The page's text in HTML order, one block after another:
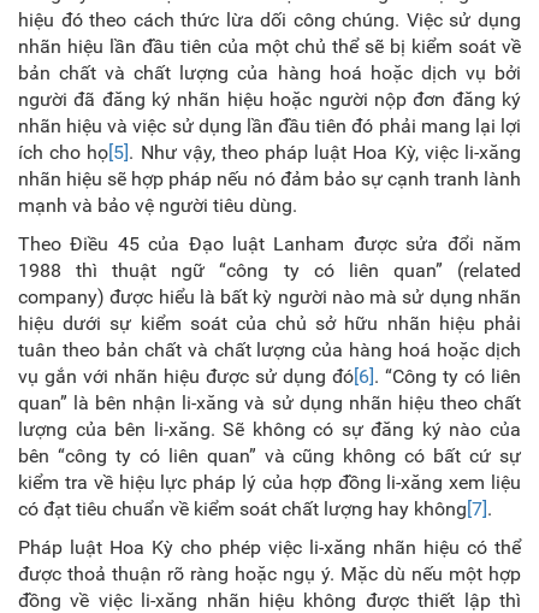
hiệu đó theo cách thức lừa dối công chúng. Việc sử dụng
nhãn hiệu lần đầu tiên của một chủ thể sẽ bị kiểm soát về
bản chất và chất lượng của hàng hoá hoặc dịch vụ bởi
người đã đăng ký nhãn hiệu hoặc người nộp đơn đăng ký
nhãn hiệu và việc sử dụng lần đầu tiên đó phải mang lại lợi
ích cho họ[5]. Như vậy, theo pháp luật Hoa Kỳ, việc li-xăng
nhãn hiệu sẽ hợp pháp nếu nó đảm bảo sự cạnh tranh lành
mạnh và bảo vệ người tiêu dùng.
Theo Điều 45 của Đạo luật Lanham được sửa đổi năm
1988 thì thuật ngữ “công ty có liên quan” (related
company) được hiểu là bất kỳ người nào mà sử dụng nhãn
hiệu dưới sự kiểm soát của chủ sở hữu nhãn hiệu phải
tuân theo bản chất và chất lượng của hàng hoá hoặc dịch
vụ gắn với nhãn hiệu được sử dụng đó[6]. “Công ty có liên
quan” là bên nhận li-xăng và sử dụng nhãn hiệu theo chất
lượng của bên li-xăng. Sẽ không có sự đăng ký nào của
bên “công ty có liên quan” và cũng không có bất cứ sự
kiểm tra về hiệu lực pháp lý của hợp đồng li-xăng xem liệu
có đạt tiêu chuẩn về kiểm soát chất lượng hay không[7].
Pháp luật Hoa Kỳ cho phép việc li-xăng nhãn hiệu có thể
được thoả thuận rõ ràng hoặc ngụ ý. Mặc dù nếu một hợp
đồng về việc li-xăng nhãn hiệu không được thiết lập thì